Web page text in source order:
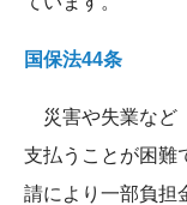
国保法44条
災害や失業など
支払うことが困難
請により一部負担